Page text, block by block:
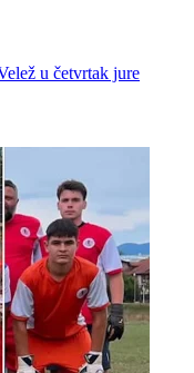
su jasna, idemo po
Zrinjski zbog evropskih